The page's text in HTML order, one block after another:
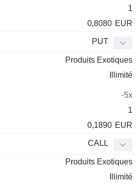
1
0,8080 EUR
PUT
Produits Exotiques
Illimité
-5x
1
0,1890 EUR
CALL
Produits Exotiques
Illimité